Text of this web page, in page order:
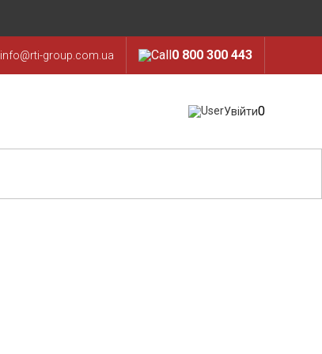
info@rti-group.com.ua 0 800 300 443
Увійти0